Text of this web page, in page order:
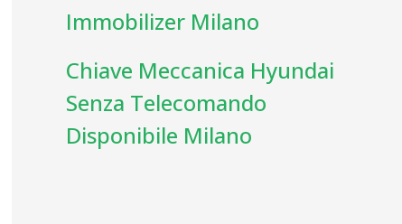
Immobilizer Milano
Chiave Meccanica Hyundai
Senza Telecomando
Disponibile Milano